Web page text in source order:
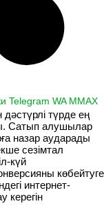
Telegram WA MMAX
түрде ең
Сатып алушылар
назар аударады
сезімтал
күй
көбейтуге
интернет-
керегін